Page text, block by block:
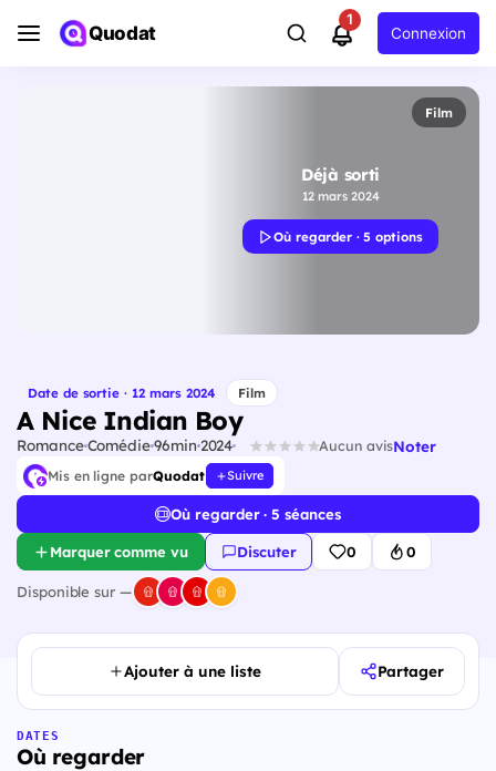
Quodat
1
Connexion
Film
Déjà sorti
12 mars 2024
Où regarder · 5 options
Date de sortie · 12 mars 2024 Film
A Nice Indian Boy
RomanceComédie96min 2024 Aucun avisNoter
Mis en ligne parQuodat Suivre
Où regarder · 5 séances
Marquer comme vu Discuter 0 0
Disponible sur —
Ajouter à une liste Partager
DATES
Où regarder